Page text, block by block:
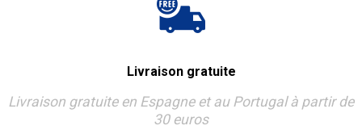
Livraison gratuite
Livraison gratuite en Espagne et au Portugal à partir de
30 euros